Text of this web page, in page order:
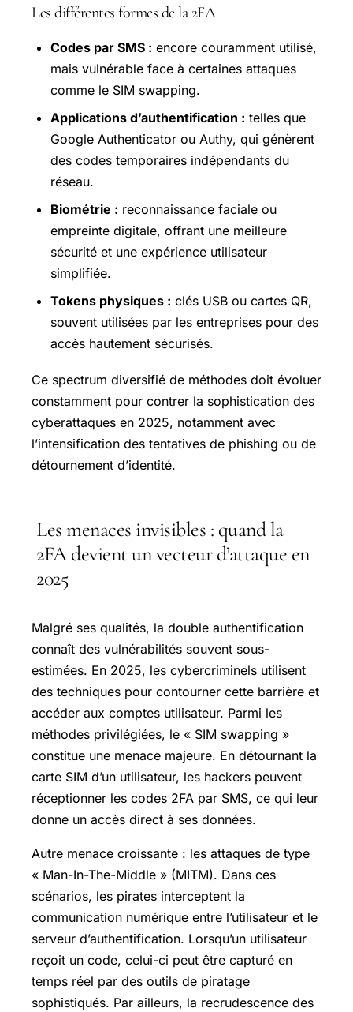
Les différentes formes de la 2FA
Codes par SMS : encore couramment utilisé,
mais vulnérable face à certaines attaques
comme le SIM swapping.
Applications d’authentification : telles que
Google Authenticator ou Authy, qui génèrent
des codes temporaires indépendants du
réseau.
Biométrie : reconnaissance faciale ou
empreinte digitale, offrant une meilleure
sécurité et une expérience utilisateur
simplifiée.
Tokens physiques : clés USB ou cartes QR,
souvent utilisées par les entreprises pour des
accès hautement sécurisés.
Ce spectrum diversifié de méthodes doit évoluer
constamment pour contrer la sophistication des
cyberattaques en 2025, notamment avec
l’intensification des tentatives de phishing ou de
détournement d’identité.
Les menaces invisibles : quand la
2FA devient un vecteur d’attaque en
2025
Malgré ses qualités, la double authentification
connaît des vulnérabilités souvent sous-
estimées. En 2025, les cybercriminels utilisent
des techniques pour contourner cette barrière et
accéder aux comptes utilisateur. Parmi les
méthodes privilégiées, le « SIM swapping »
constitue une menace majeure. En détournant la
carte SIM d’un utilisateur, les hackers peuvent
réceptionner les codes 2FA par SMS, ce qui leur
donne un accès direct à ses données.
Autre menace croissante : les attaques de type
« Man-In-The-Middle » (MITM). Dans ces
scénarios, les pirates interceptent la
communication numérique entre l’utilisateur et le
serveur d’authentification. Lorsqu’un utilisateur
reçoit un code, celui-ci peut être capturé en
temps réel par des outils de piratage
sophistiqués. Par ailleurs, la recrudescence des